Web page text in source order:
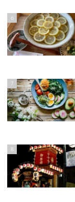
6
7
8